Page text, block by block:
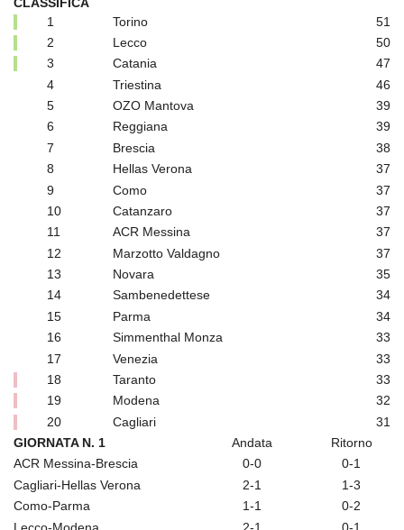
CLASSIFICA
1
Torino
51
2
Lecco
50
3
Catania
47
4
Triestina
46
5
OZO Mantova
39
6
Reggiana
39
7
Brescia
38
8
Hellas Verona
37
9
Como
37
10
Catanzaro
37
11
ACR Messina
37
12
Marzotto Valdagno
37
13
Novara
35
14
Sambenedettese
34
15
Parma
34
16
Simmenthal Monza
33
17
Venezia
33
18
Taranto
33
19
Modena
32
20
Cagliari
31
GIORNATA N. 1
Andata
Ritorno
ACR Messina-Brescia
0-0
0-1
Cagliari-Hellas Verona
2-1
1-3
Como-Parma
1-1
0-2
Lecco-Modena
2-1 0-1